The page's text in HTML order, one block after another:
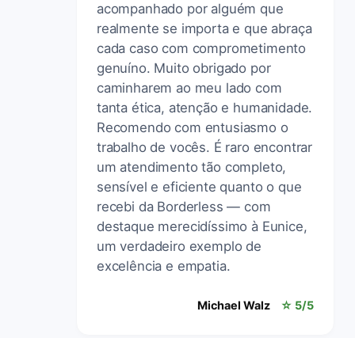
acompanhado por alguém que
realmente se importa e que abraça
cada caso com comprometimento
genuíno. Muito obrigado por
caminharem ao meu lado com
tanta ética, atenção e humanidade.
Recomendo com entusiasmo o
trabalho de vocês. É raro encontrar
um atendimento tão completo,
sensível e eficiente quanto o que
recebi da Borderless — com
destaque merecidíssimo à Eunice,
um verdadeiro exemplo de
excelência e empatia.
Michael Walz ☆ 5/5